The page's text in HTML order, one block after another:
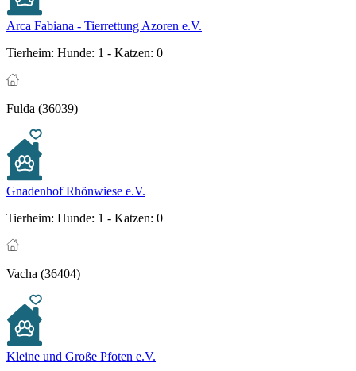
Arca Fabiana - Tierrettung Azoren e.V.
Tierheim: Hunde: 1 - Katzen: 0
Fulda (36039)
Gnadenhof Rhönwiese e.V.
Tierheim: Hunde: 1 - Katzen: 0
Vacha (36404)
Kleine und Große Pfoten e.V.